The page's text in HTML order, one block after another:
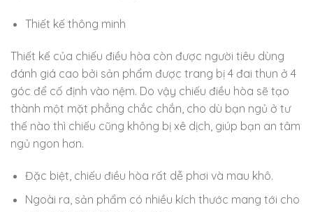
Thiết kế thông minh
Thiết kế của chiếu điều hòa còn được người tiêu dùng
đánh giá cao bởi sản phẩm được trang bị 4 đai thun ở 4
góc để cố định vào nệm. Do vậy chiếu điều hòa sẽ tạo
thành một mặt phẳng chắc chắn, cho dù bạn ngủ ở tư
thế nào thì chiếu cũng không bị xê dịch, giúp bạn an tâm
ngủ ngon hơn.
Đặc biệt, chiếu điều hòa rất dễ phơi và mau khô.
Ngoài ra, sản phẩm có nhiều kích thước mang tới cho